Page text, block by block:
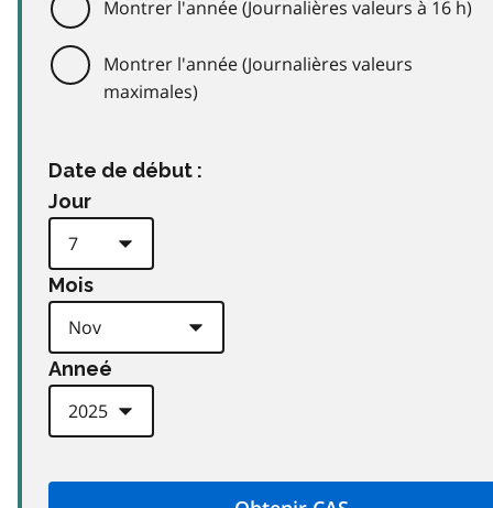
Montrer l'année (Journalières valeurs à 16 h)
Montrer l'année (Journalières valeurs
maximales)
Date de début :
Jour
Mois
Anneé